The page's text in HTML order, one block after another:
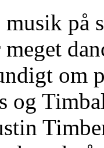
på
om
og